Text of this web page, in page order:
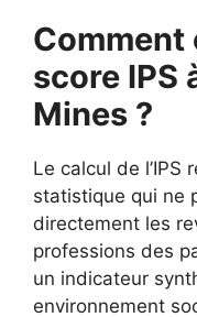
Comment
score IPS
Mines ?
Le calcul de l’IPS
statistique qui ne
directement les
professions des
un indicateur
environnement